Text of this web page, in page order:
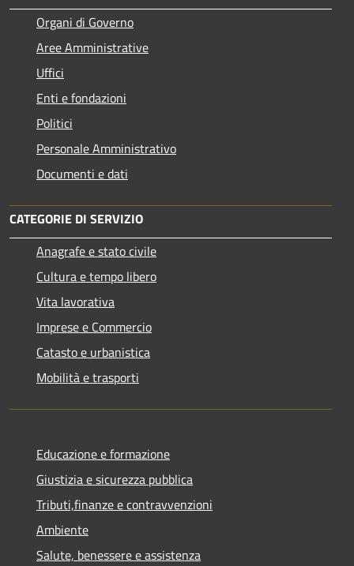
Organi di Governo
Aree Amministrative
Uffici
Enti e fondazioni
Politici
Personale Amministrativo
Documenti e dati
CATEGORIE DI SERVIZIO
Anagrafe e stato civile
Cultura e tempo libero
Vita lavorativa
Imprese e Commercio
Catasto e urbanistica
Mobilità e trasporti
Educazione e formazione
Giustizia e sicurezza pubblica
Tributi,finanze e contravvenzioni
Ambiente
Salute, benessere e assistenza